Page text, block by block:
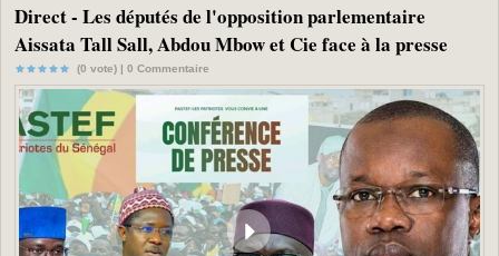
Direct - Les députés de l'opposition parlementaire
Aissata Tall Sall, Abdou Mbow et Cie face à la presse
(0 vote) | 0 Commentaire